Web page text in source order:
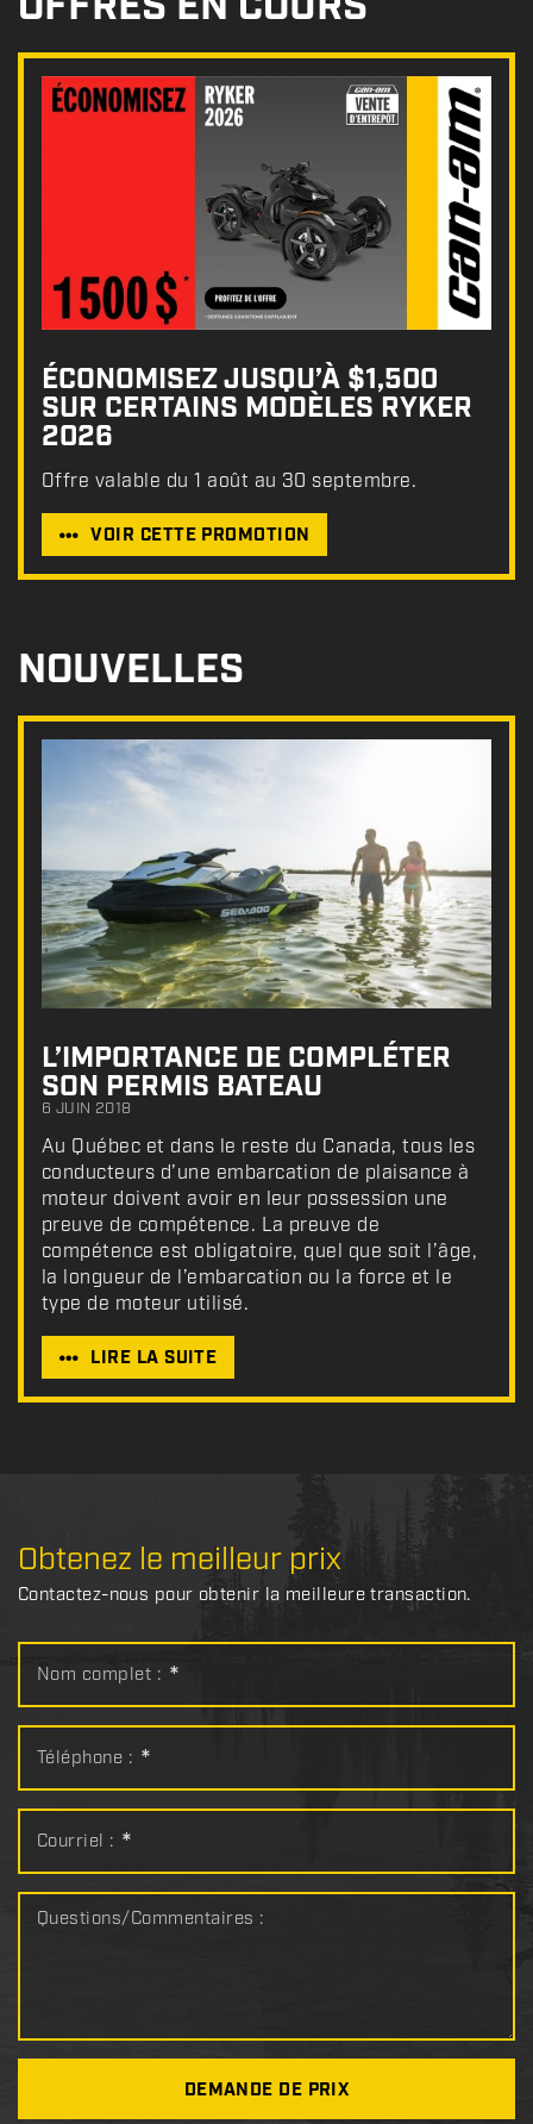
ÉCONOMISEZ JUSQU’À $1,500
SUR CERTAINS MODÈLES RYKER
2026
Offre valable du 1 août au 30 septembre.
VOIR CETTE PROMOTION
NOUVELLES
L’IMPORTANCE DE COMPLÉTER
SON PERMIS BATEAU
6 JUIN 2018
Au Québec et dans le reste du Canada, tous les
conducteurs d’une embarcation de plaisance à
moteur doivent avoir en leur possession une
preuve de compétence. La preuve de
compétence est obligatoire, quel que soit l’âge,
la longueur de l’embarcation ou la force et le
type de moteur utilisé.
LIRE LA SUITE
Obtenez le meilleur prix
Contactez-nous pour obtenir la meilleure transaction.
Nom complet : *
Téléphone : *
Courriel : *
Questions/Commentaires :
DEMANDE DE PRIX